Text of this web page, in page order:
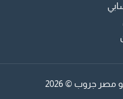
جروب © 2026